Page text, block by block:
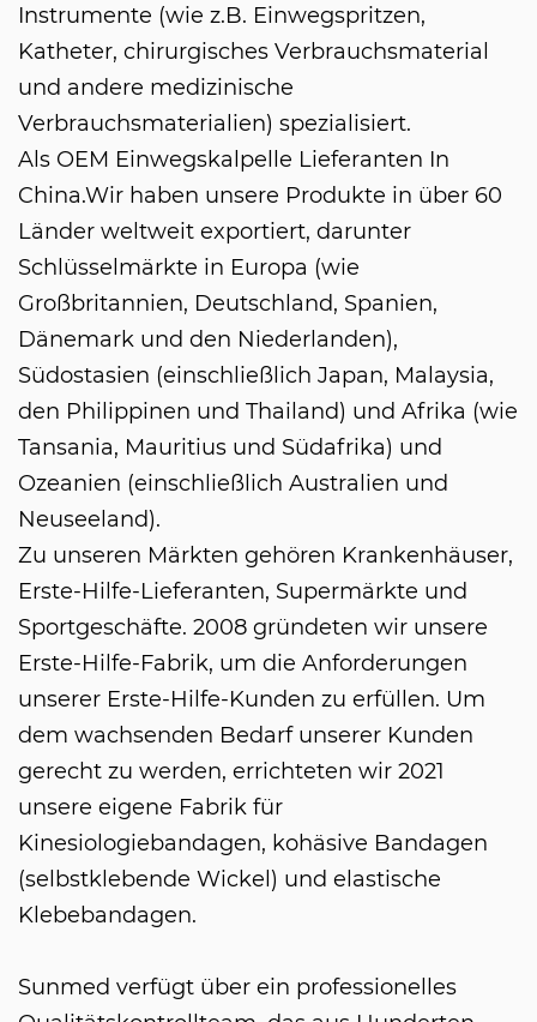
Instrumente (wie z.B. Einwegspritzen,
Katheter, chirurgisches Verbrauchsmaterial
und andere medizinische
Verbrauchsmaterialien) spezialisiert.
Als OEM Einwegskalpelle Lieferanten In
China.Wir haben unsere Produkte in über 60
Länder weltweit exportiert, darunter
Schlüsselmärkte in Europa (wie
Großbritannien, Deutschland, Spanien,
Dänemark und den Niederlanden),
Südostasien (einschließlich Japan, Malaysia,
den Philippinen und Thailand) und Afrika (wie
Tansania, Mauritius und Südafrika) und
Ozeanien (einschließlich Australien und
Neuseeland).
Zu unseren Märkten gehören Krankenhäuser,
Erste-Hilfe-Lieferanten, Supermärkte und
Sportgeschäfte. 2008 gründeten wir unsere
Erste-Hilfe-Fabrik, um die Anforderungen
unserer Erste-Hilfe-Kunden zu erfüllen. Um
dem wachsenden Bedarf unserer Kunden
gerecht zu werden, errichteten wir 2021
unsere eigene Fabrik für
Kinesiologiebandagen, kohäsive Bandagen
(selbstklebende Wickel) und elastische
Klebebandagen.
Sunmed verfügt über ein professionelles